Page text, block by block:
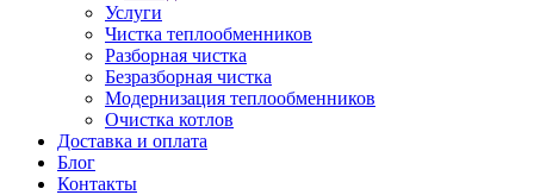
Услуги
Чистка теплообменников
Разборная чистка
Безразборная чистка
Модернизация теплообменников
Очистка котлов
Доставка и оплата
Блог
Контакты